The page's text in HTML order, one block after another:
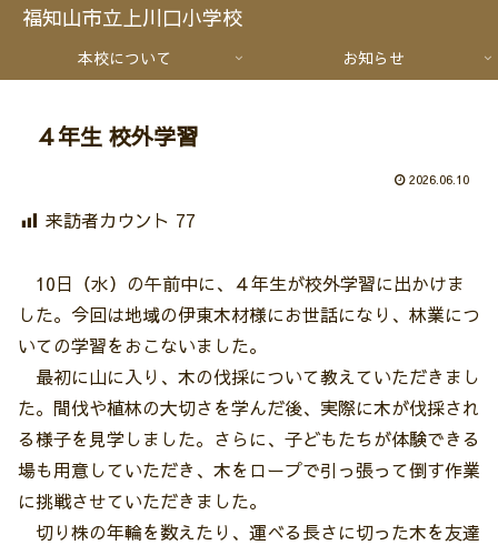
福知山市立上川口小学校
本校について お知らせ
４年生 校外学習
2026.06.10
来訪者カウント 77
10日（水）の午前中に、４年生が校外学習に出かけま
した。今回は地域の伊東木材様にお世話になり、林業につ
いての学習をおこないました。
最初に山に入り、木の伐採について教えていただきまし
た。間伐や植林の大切さを学んだ後、実際に木が伐採され
る様子を見学しました。さらに、子どもたちが体験できる
場も用意していただき、木をロープで引っ張って倒す作業
に挑戦させていただきました。
切り株の年輪を数えたり、運べる長さに切った木を友達